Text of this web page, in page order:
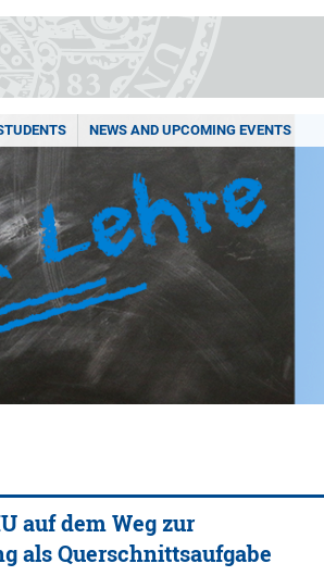
NEWS AND UPCOMING EVENTS
auf dem Weg zur
als Querschnittsaufgabe